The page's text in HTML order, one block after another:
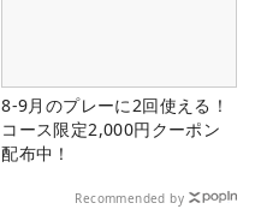
8-9月のプレーに2回使える！
コース限定2,000円クーポン
配布中！
Recommended by